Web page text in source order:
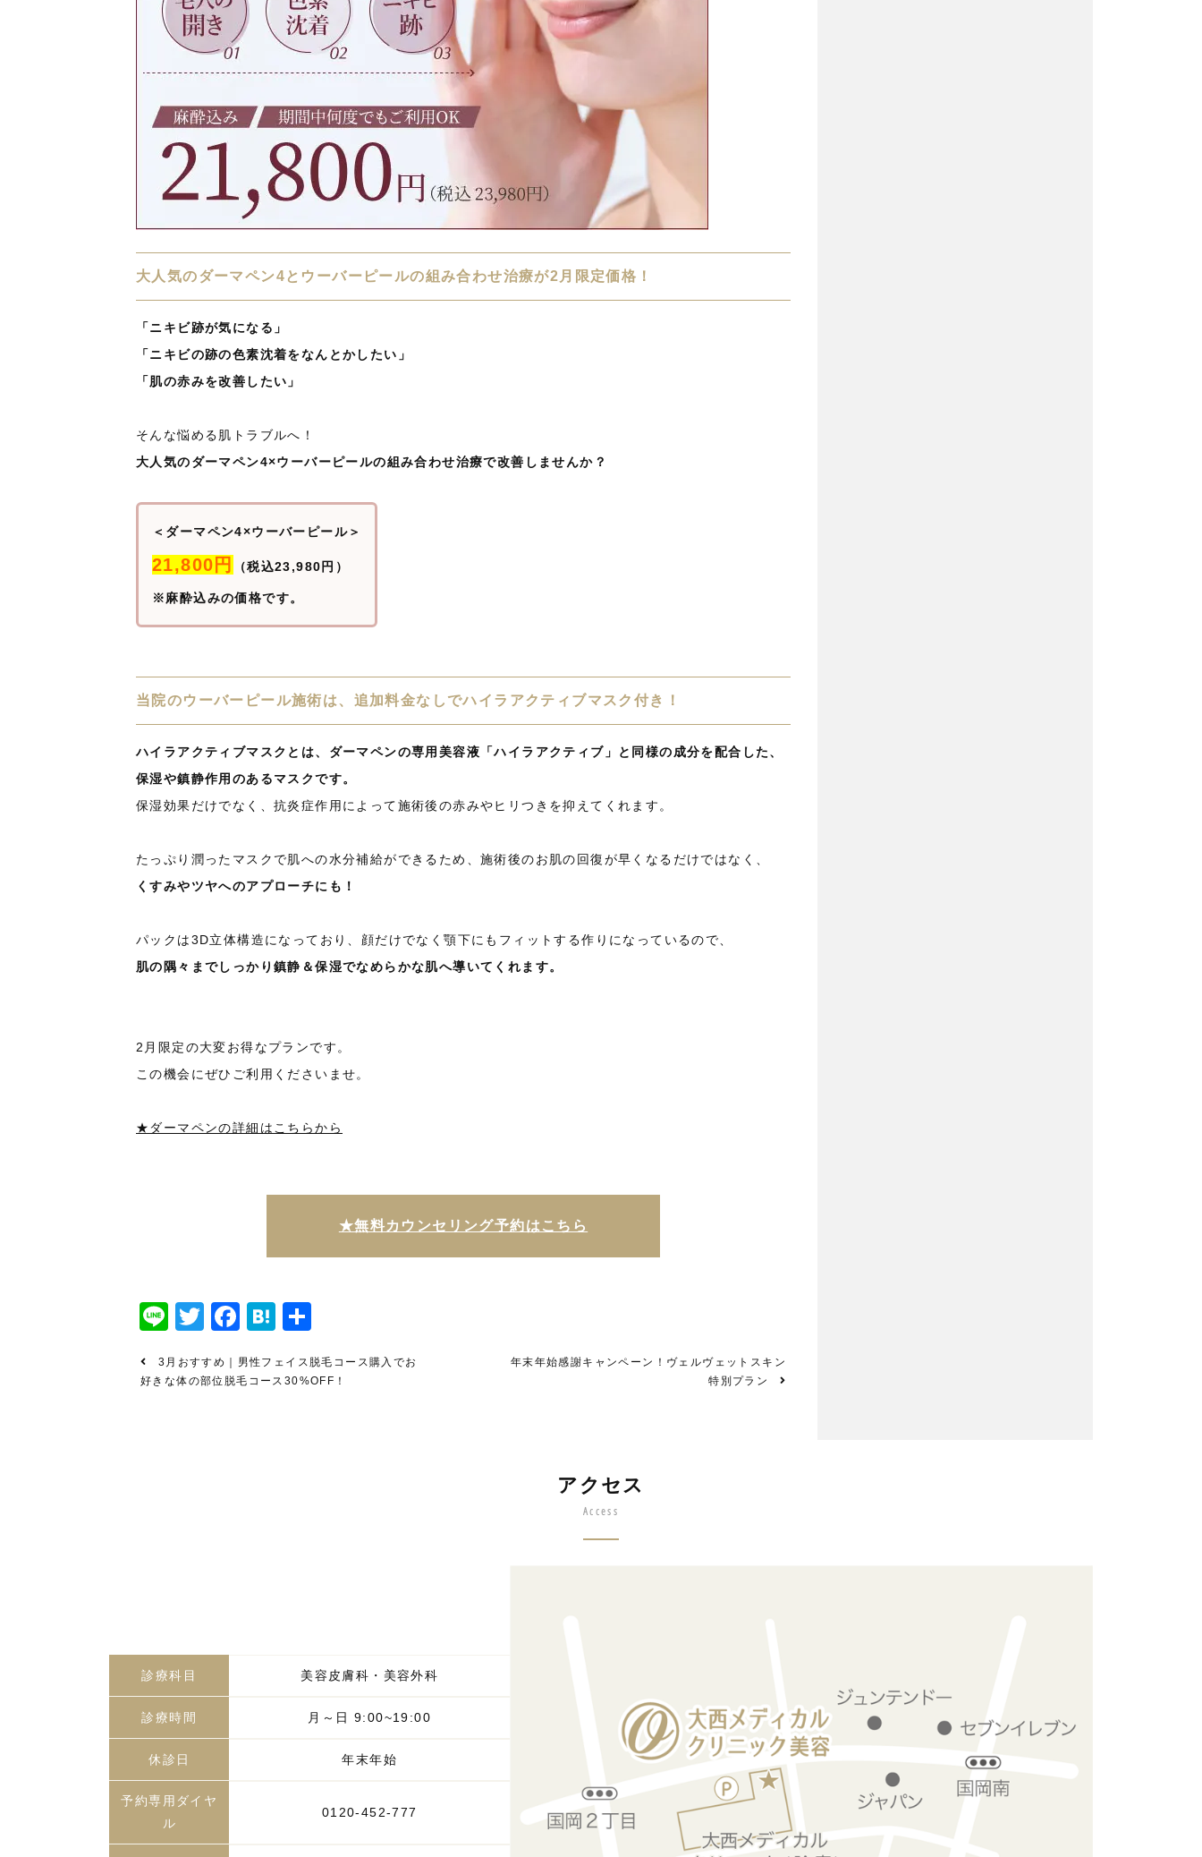
大人気のダーマペン4とウーバーピールの組み合わせ治療が2月限定価格！
「ニキビ跡が気になる」
「ニキビの跡の色素沈着をなんとかしたい」
「肌の赤みを改善したい」
そんな悩める肌トラブルへ！
大人気のダーマペン4×ウーバーピールの組み合わせ治療で改善しませんか？
＜ダーマペン4×ウーバーピール＞
21,800円 （税込23,980円）
※麻酔込みの価格です。
当院のウーバーピール施術は、追加料金なしでハイラアクティブマスク付き！
ハイラアクティブマスクとは、ダーマペンの専用美容液「ハイラアクティブ」と同様の成分を配合した、
保湿や鎮静作用のあるマスクです。
保湿効果だけでなく、抗炎症作用によって施術後の赤みやヒリつきを抑えてくれます。
たっぷり潤ったマスクで肌への水分補給ができるため、施術後のお肌の回復が早くなるだけではなく、
くすみやツヤへのアプローチにも！
パックは3D立体構造になっており、顔だけでなく顎下にもフィットする作りになっているので、
肌の隅々までしっかり鎮静＆保湿でなめらかな肌へ導いてくれます。
2月限定の大変お得なプランです。
この機会にぜひご利用くださいませ。
★ダーマペンの詳細はこちらから
★無料カウンセリング予約はこちら
LineTwitter
Facebook
Hatena
3月おすすめ｜男性フェイス脱毛コース購入でお
好きな体の部位脱毛コース30%OFF！
年末年始感謝キャンペーン！ヴェルヴェットスキン
特別プラン
アクセス
Access
診療科目 美容皮膚科・美容外科
診療時間 月～日 9:00~19:00
休診日 年末年始
予約専用ダイヤ
ル
0120-452-777